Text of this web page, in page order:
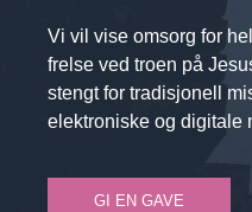
Vi vil vise omsorg for
frelse ved troen på
stengt for tradisjonell
elektroniske og digitale
GI EN GAVE